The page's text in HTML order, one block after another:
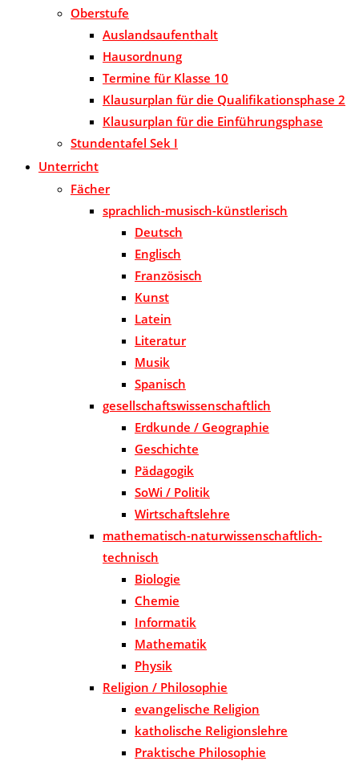
Oberstufe
Auslandsaufenthalt
Hausordnung
Termine für Klasse 10
Klausurplan für die Qualifikationsphase 2
Klausurplan für die Einführungsphase
Stundentafel Sek I
Unterricht
Fächer
sprachlich-musisch-künstlerisch
Deutsch
Englisch
Französisch
Kunst
Latein
Literatur
Musik
Spanisch
gesellschaftswissenschaftlich
Erdkunde / Geographie
Geschichte
Pädagogik
SoWi / Politik
Wirtschaftslehre
mathematisch-naturwissenschaftlich-
technisch
Biologie
Chemie
Informatik
Mathematik
Physik
Religion / Philosophie
evangelische Religion
katholische Religionslehre
Praktische Philosophie